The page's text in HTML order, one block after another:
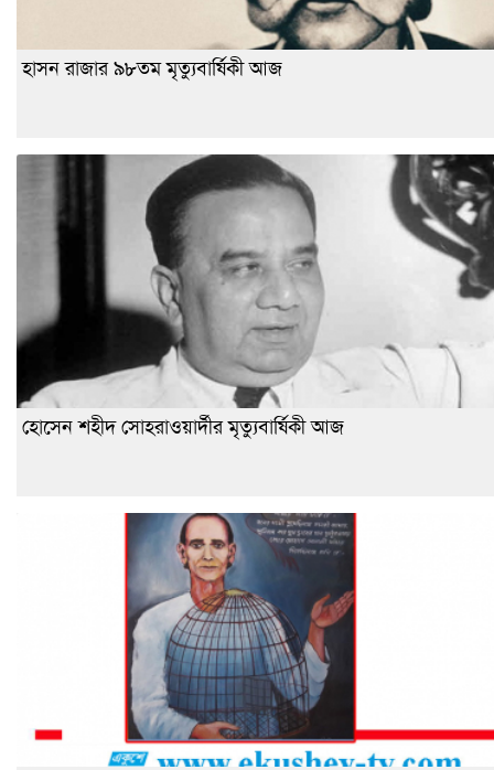
হাসন রাজার ৯৮তম মৃত্যুবার্ষিকী আজ
হোসেন শহীদ সোহরাওয়ার্দীর মৃত্যুবার্ষিকী আজ